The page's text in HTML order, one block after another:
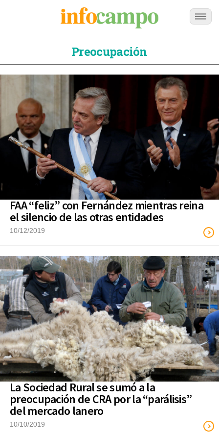
Preocupación
FAA “feliz” con Fernández mientras reina
el silencio de las otras entidades
10/12/2019
La Sociedad Rural se sumó a la
preocupación de CRA por la “parálisis”
del mercado lanero
10/10/2019